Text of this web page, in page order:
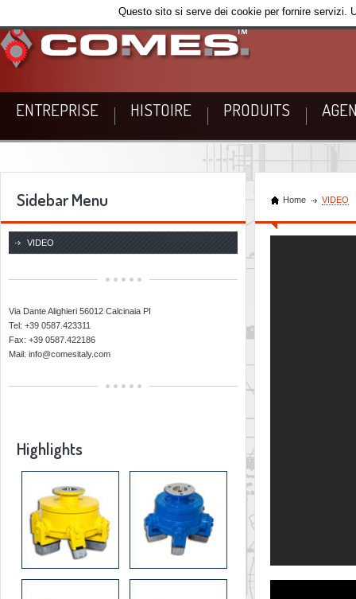
ENTREPRISE HISTOIRE PRODUITS
Sidebar Menu Home VIDEO
VIDEO
Via Dante Alighieri 56012 Calcinaia PI
Tel: +39 0587.423311
Fax: +39 0587.422186
Mail: info@comesitaly.com
Highlights
Questo sito si serve dei cookie per fornire servizi.